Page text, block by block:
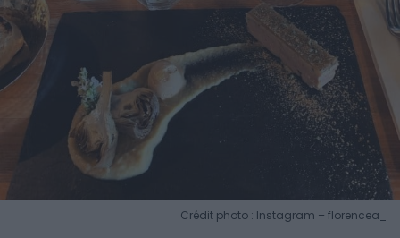
Crédit photo : Instagram – florencea_